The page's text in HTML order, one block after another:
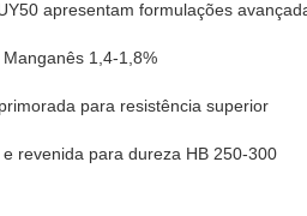
apresentam formulações
1,4-1,8%
para resistência superior
revenida para dureza HB 250-300